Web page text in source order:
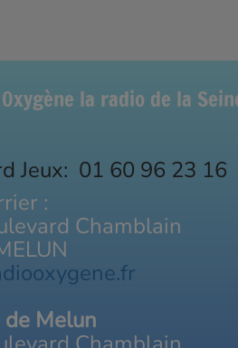
la radio de la
Jeux: 01 60 96 23 16
:
Chamblain
Melun